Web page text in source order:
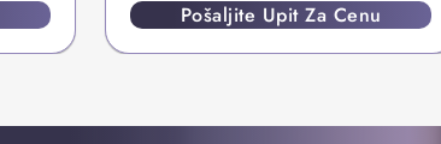
Pošaljite Upit Za Cenu